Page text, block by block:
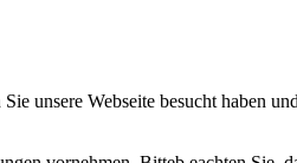
unsere Webseite besucht haben